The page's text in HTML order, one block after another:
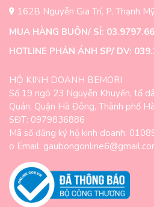
162B Nguyễn Gia Trí, P. Thạnh
MUA HÀNG BUÔN/ SỈ:
HOTLINE PHẢN ÁNH SP/ DV:
HỘ KINH DOANH BEMORI
Số 19 ngõ 23 Nguyễn Khuyến, tổ
Quán, Quận Hà Đông, Thành phố
SĐT: 0979836886
Mã số đăng ký hộ kinh doanh:
o Email: